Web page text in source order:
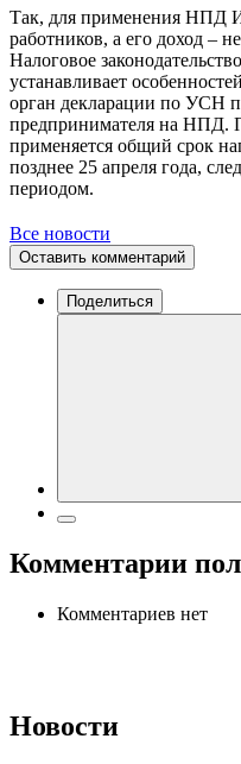
Так, для применения НПД
работников, а его доход –
Налоговое
устанавливает
орган декларации по УСН
предпринимателя на
применяется общий срок
позднее 25 апреля года,
периодом.
Все новости
Оставить комментарий
Поделиться
Комментарии
Комментариев нет
Новости